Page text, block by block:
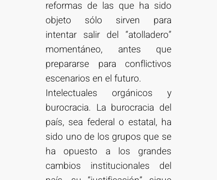
reformas de las que ha sido
objeto sólo sirven para
intentar salir del “atolladero”
momentáneo, antes que
prepararse para conflictivos
escenarios en el futuro.
Intelectuales orgánicos y
burocracia. La burocracia del
país, sea federal o estatal, ha
sido uno de los grupos que se
ha opuesto a los grandes
cambios institucionales del